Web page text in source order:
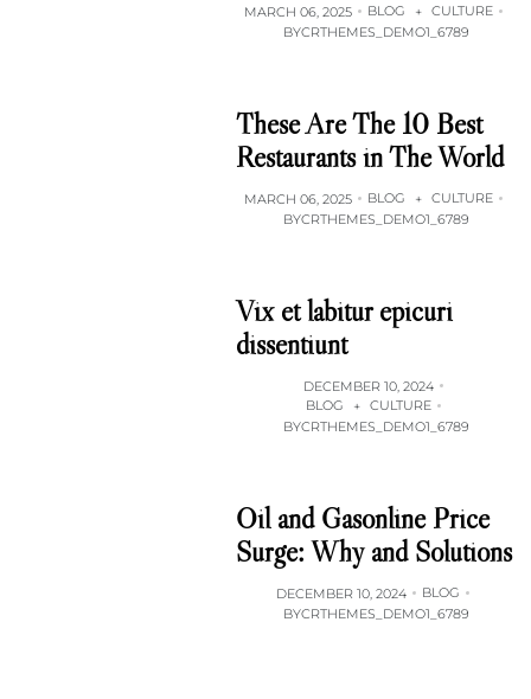
MARCH 06, 2025 BLOG + CULTURE
BYCRTHEMES_DEMO1_6789
These Are The 10 Best
Restaurants in The World
MARCH 06, 2025 BLOG + CULTURE
BYCRTHEMES_DEMO1_6789
Vix et labitur epicuri
dissentiunt
DECEMBER 10, 2024
BLOG
+ CULTURE
BYCRTHEMES_DEMO1_6789
Oil and Gasonline Price
Surge: Why and Solutions
DECEMBER 10, 2024
BLOG
BYCRTHEMES_DEMO1_6789